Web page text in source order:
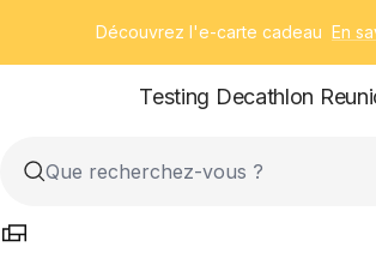
contenu
Découvrez l'e-carte cadeau En
Testing Decathlon